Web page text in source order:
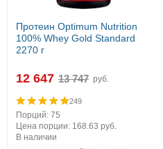
Протеин Optimum Nutrition
100% Whey Gold Standard
2270 г
12 647 руб.
249
Порций: 75
Цена порции: 168.63 руб.
В наличии